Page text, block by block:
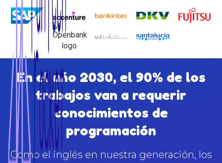
En el año 2030, el 90% de los
trabajos van a requerir
conocimientos de
programación
Como el inglés en nuestra generación, los